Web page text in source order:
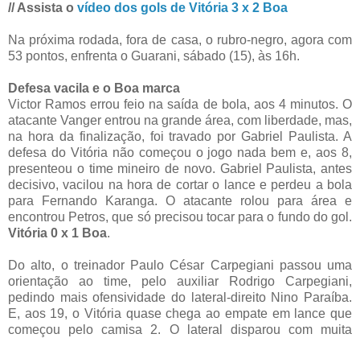
// Assista o vídeo dos gols de Vitória 3 x 2 Boa
Na próxima rodada, fora de casa, o rubro-negro, agora com
53 pontos, enfrenta o Guarani, sábado (15), às 16h.
Defesa vacila e o Boa marca
Victor Ramos errou feio na saída de bola, aos 4 minutos. O
atacante Vanger entrou na grande área, com liberdade, mas,
na hora da finalização, foi travado por Gabriel Paulista. A
defesa do Vitória não começou o jogo nada bem e, aos 8,
presenteou o time mineiro de novo. Gabriel Paulista, antes
decisivo, vacilou na hora de cortar o lance e perdeu a bola
para Fernando Karanga. O atacante rolou para área e
encontrou Petros, que só precisou tocar para o fundo do gol.
Vitória 0 x 1 Boa.
Do alto, o treinador Paulo César Carpegiani passou uma
orientação ao time, pelo auxiliar Rodrigo Carpegiani,
pedindo mais ofensividade do lateral-direito Nino Paraíba.
E, aos 19, o Vitória quase chega ao empate em lance que
começou pelo camisa 2. O lateral disparou com muita